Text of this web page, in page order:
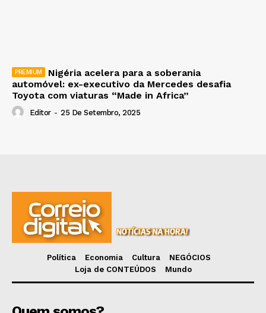
Nigéria acelera para a soberania
automóvel: ex-executivo da Mercedes desafia
Toyota com viaturas “Made in Africa”
Editor - 25 De Setembro, 2025
Política Economia Cultura
NEGÓCIOS
Loja de CONTEÚDOS
Mundo